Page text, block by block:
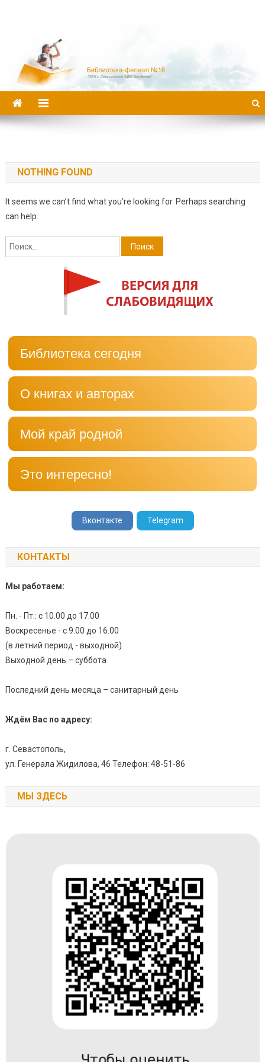
NOTHING FOUND
It seems we can’t find what you’re looking for. Perhaps searching
can help.
Найти:
Библиотека сегодня
О книгах и авторах
Мой край родной
Это интересно!
Вконтакте Telegram
КОНТАКТЫ
Мы работаем:
Пн. - Пт.: с 10.00 до 17.00
Воскресенье - с 9.00 до 16.00
(в летний период - выходной)
Выходной день – суббота
Последний день месяца – санитарный день
Ждём Вас по адресу:
г. Севастополь,
ул. Генерала Жидилова, 46 Телефон: 48-51-86
МЫ ЗДЕСЬ